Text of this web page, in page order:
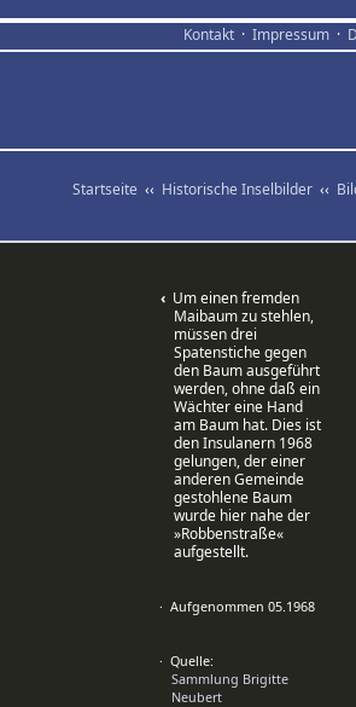
Kontakt · Impressum ·
Startseite ‹‹ Historische Inselbilder ‹‹
‹ Um einen fremden
Maibaum zu stehlen,
müssen drei
Spatenstiche gegen
den Baum ausgeführt
werden, ohne daß ein
Wächter eine Hand
am Baum hat. Dies ist
den Insulanern 1968
gelungen, der einer
anderen Gemeinde
gestohlene Baum
wurde hier nahe der
»Robbenstraße«
aufgestellt.
· Aufgenommen 05.1968
· Quelle:
Sammlung Brigitte
Neubert